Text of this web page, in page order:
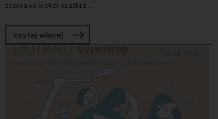
spotkanie wokół książki z...
czytaj więcej o Andrzej Czyżewski. Kiedy nauka